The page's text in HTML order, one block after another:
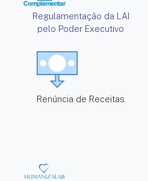
Regulamentação da LAI
pelo Poder Executivo
Renúncia de Receitas